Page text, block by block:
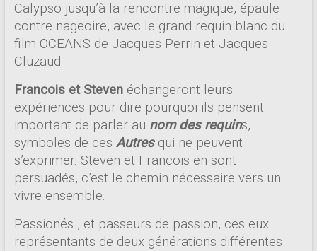
Calypso jusqu’à la rencontre magique, épaule
contre nageoire, avec le grand requin blanc du
film OCEANS de Jacques Perrin et Jacques
Cluzaud.
Francois et Stevenéchangeront leurs
expériences pour dire pourquoi ils pensent
important de parler au nom des requins,
symboles de ces Autres qui ne peuvent
s’exprimer. Steven et Francois en sont
persuadés, c’est le chemin nécessaire vers un
vivre ensemble.
Passionés , et passeurs de passion, ces eux
représentants de deux générations différentes